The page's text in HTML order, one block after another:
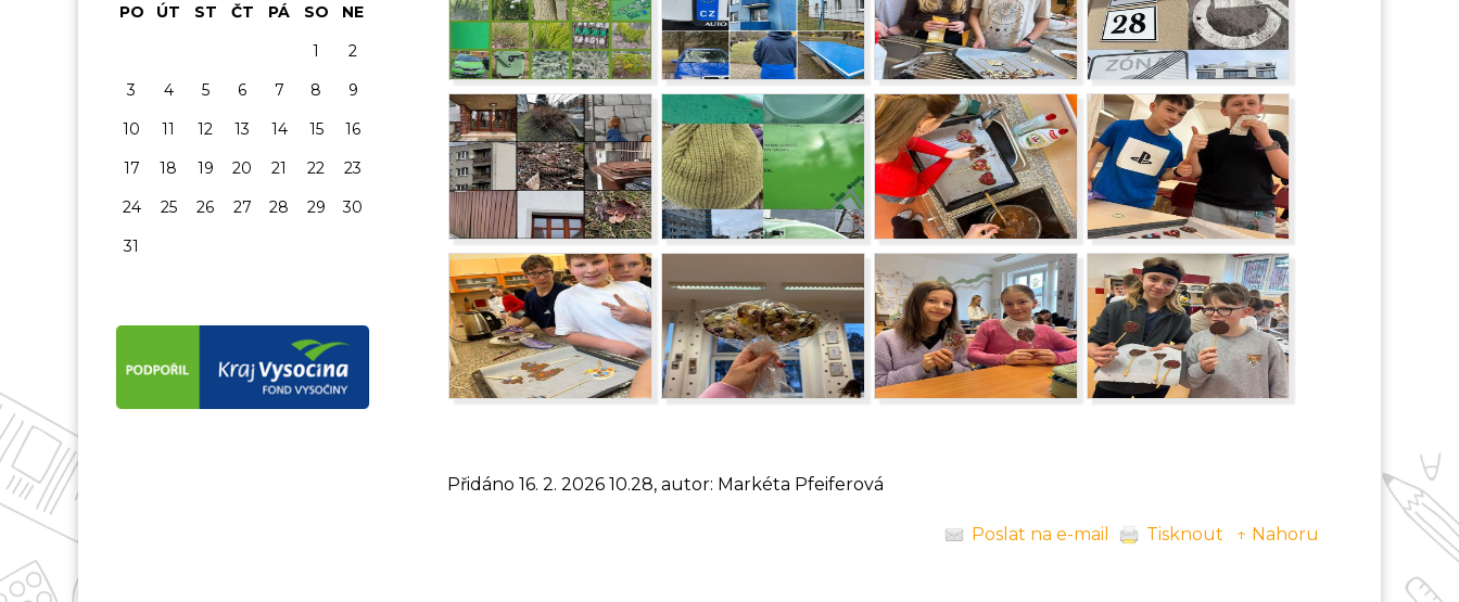
Přidáno 16. 2. 2026 10.28, autor: Markéta Pfeiferová
Poslat na e-mail Tisknout ↑ Nahoru
PO ÚT ST ČT PÁ SO
NE
1
2
3
4 5 6 7 8
9
10
11 12 13 14 15
16
17
18 19 20 21 22
23
24
25 26 27 28 29
30
31